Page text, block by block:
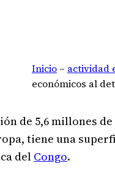
Inicio – actividad
económicos al
de 5,6 millones
tiene una
del Congo.